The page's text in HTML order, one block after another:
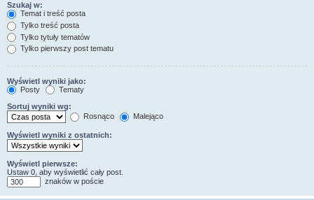
Szukaj w:
Temat i treść posta
Tylko treść posta
Tylko tytuły tematów
Tylko pierwszy post tematu
Wyświetl wyniki jako:
Posty
Tematy
Sortuj wyniki wg:
Rosnąco
Malejąco
Wyświetl wyniki z ostatnich:
Wyświetl pierwsze:
Ustaw 0, aby wyświetlić cały post.
znaków w poście